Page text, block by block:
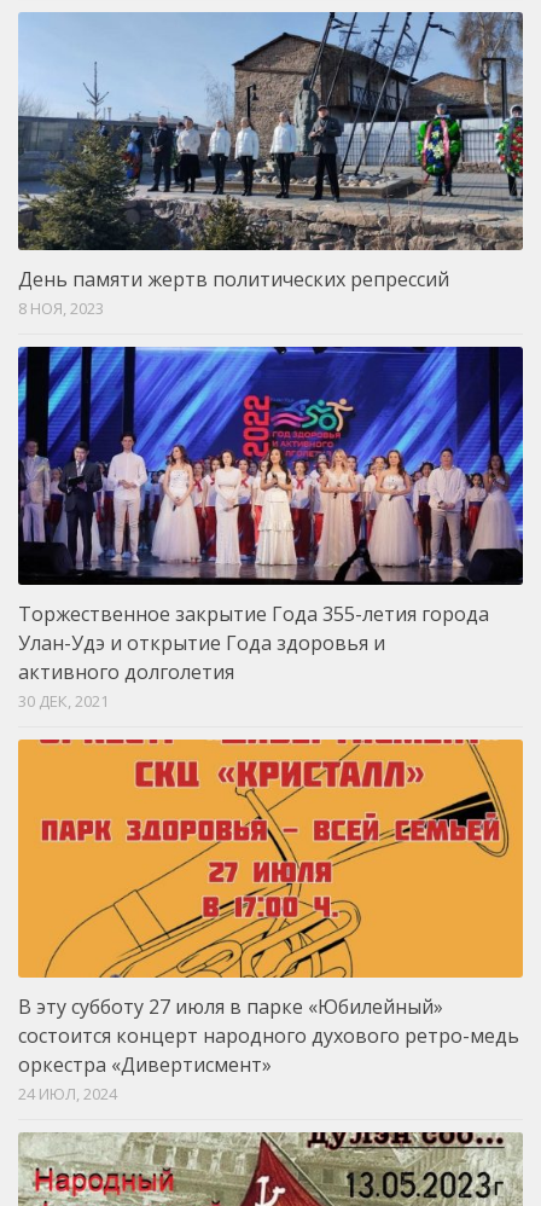
День памяти жертв политических репрессий
8 НОЯ, 2023
Торжественное закрытие Года 355-летия города
Улан-Удэ и открытие Года здоровья и
активного долголетия
30 ДЕК, 2021
В эту субботу 27 июля в парке «Юбилейный»
состоится концерт народного духового ретро-медь
оркестра «Дивертисмент»
24 ИЮЛ, 2024